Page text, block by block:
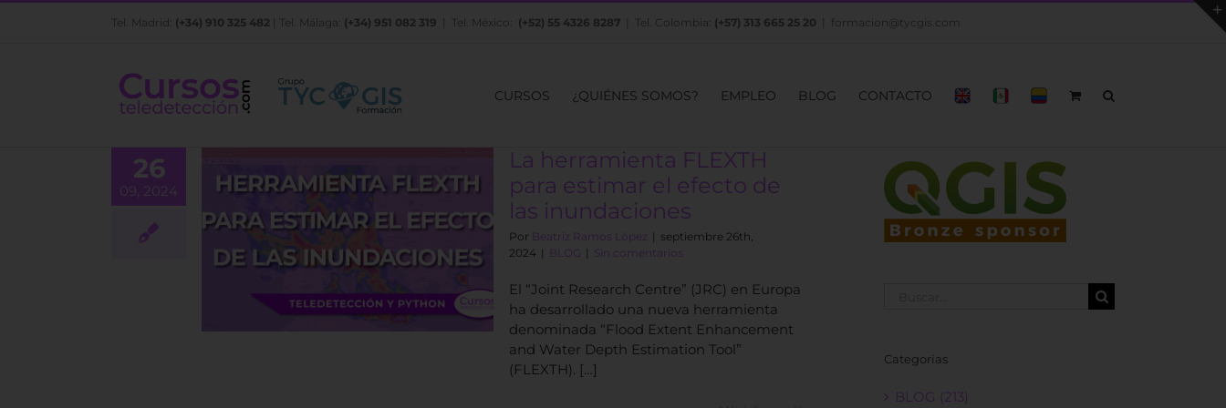
Saltar
Tel. Madrid: (+34) 910 325 482 | Tel. Málaga: (+34) 951 082 319 | Tel. México: (+52) 55 4326 8287 | Tel. Colombia: (+57) 313 665 25 20 formacion@tycgis.com
CURSOS ¿QUIÉNES SOMOS? EMPLEO BLOG CONTACTO
26
09, 2024
FLEXTH para
La herramienta FLEXTH
para estimar el efecto de
las inundaciones
Por Beatriz Ramos López | septiembre 26th,
2024 | BLOG | Sin comentarios
El “Joint Research Centre” (JRC) en Europa
ha desarrollado una nueva herramienta
denominada “Flood Extent Enhancement
and Water Depth Estimation Tool”
(FLEXTH). […]
Categorías
BLOG (213)